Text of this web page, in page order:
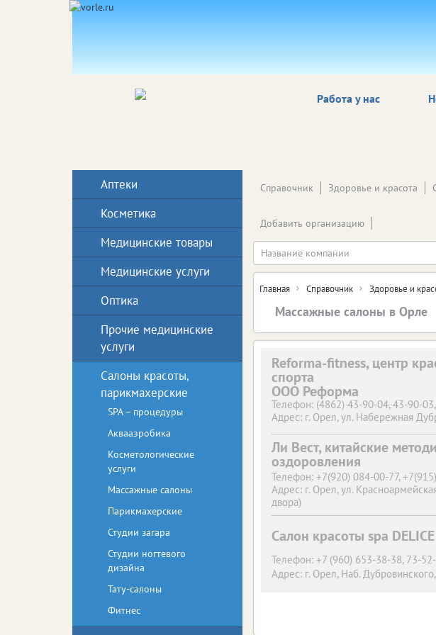
Работа у нас
Справочник Здоровье и красота
Добавить организацию
Главная Справочник Здоровье и
Массажные салоны в Орле
Reforma-fitness, центр
спорта
ООО Реформа
Телефон: (4862) 43-90-04, 43-90-
Адрес: г. Орел, ул. Набережная
Ли Вест, китайские
оздоровления
Телефон: +7(920) 084-00-77,
Адрес: г. Орел, ул.
двора)
Салон красоты spa DELICE
Телефон: +7 (960) 653-38-38, 73-
Адрес: г. Орел, Наб.
Аптеки
Косметика
Медицинские товары
Медицинские услуги
Оптика
Прочие медицинские
услуги
Салоны красоты,
парикмахерские
SPA – процедуры
Аквааэробика
Косметологические
услуги
Массажные салоны
Парикмахерские
Студии загара
Студии ногтевого
дизайна
Тату-салоны
Фитнес